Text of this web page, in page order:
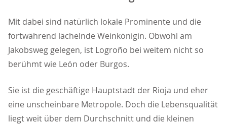
Mit dabei sind natürlich lokale Prominente und die
fortwährend lächelnde Weinkönigin. Obwohl am
Jakobsweg gelegen, ist Logroño bei weitem nicht so
berühmt wie León oder Burgos.
Sie ist die geschäftige Hauptstadt der Rioja und eher
eine unscheinbare Metropole. Doch die Lebensqualität
liegt weit über dem Durchschnitt und die kleinen